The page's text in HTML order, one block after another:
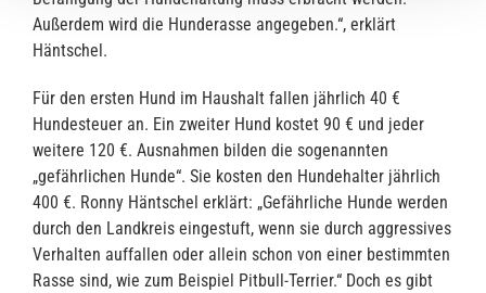
Außerdem wird die Hunderasse angegeben.“, erklärt
Häntschel.
Für den ersten Hund im Haushalt fallen jährlich 40 €
Hundesteuer an. Ein zweiter Hund kostet 90 € und jeder
weitere 120 €. Ausnahmen bilden die sogenannten
„gefährlichen Hunde“. Sie kosten den Hundehalter jährlich
400 €. Ronny Häntschel erklärt: „Gefährliche Hunde werden
durch den Landkreis eingestuft, wenn sie durch aggressives
Verhalten auffallen oder allein schon von einer bestimmten
Rasse sind, wie zum Beispiel Pitbull-Terrier.“ Doch es gibt